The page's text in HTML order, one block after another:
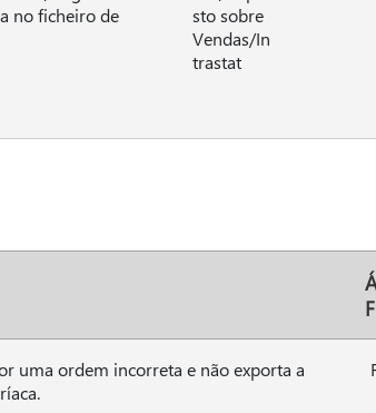
no ficheiro de
sto sobre
Vendas/In
trastat
uma ordem incorreta e não exporta a